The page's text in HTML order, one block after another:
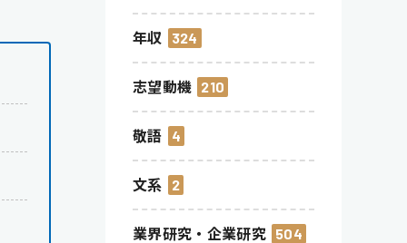
年収 324
志望動機 210
敬語 4
文系 2
業界研究・企業研究 504